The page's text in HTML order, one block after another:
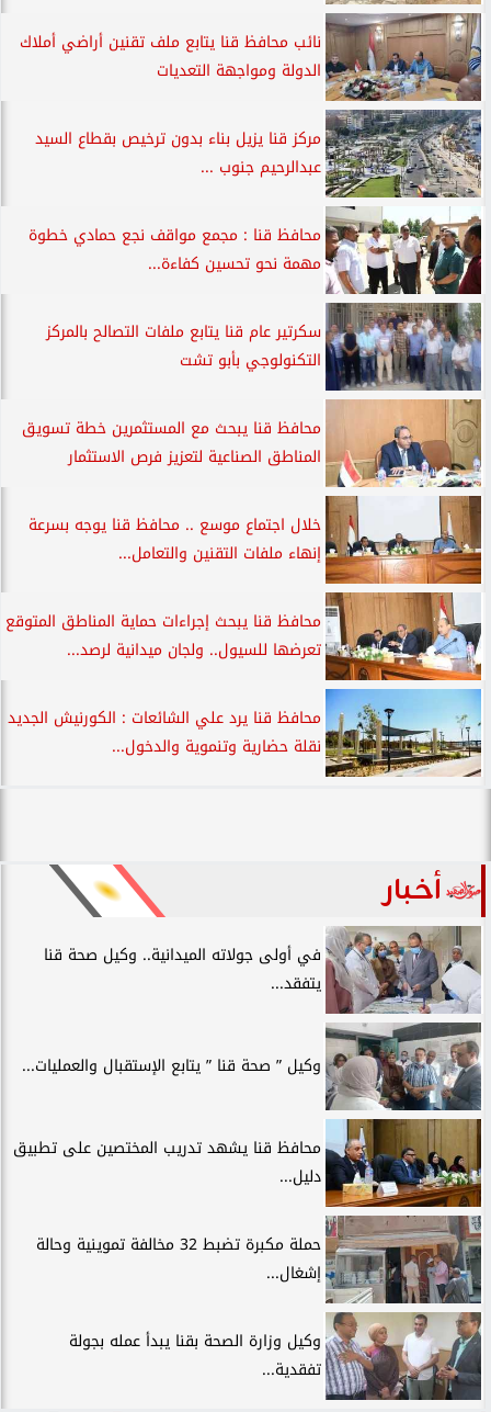
نائب محافظ قنا يتابع ملف تقنين أراضي أملاك
الدولة ومواجهة التعديات
مركز قنا يزيل بناء بدون ترخيص بقطاع السيد
عبدالرحيم جنوب ...
محافظ قنا : مجمع مواقف نجع حمادي خطوة
مهمة نحو تحسين كفاءة...
سكرتير عام قنا يتابع ملفات التصالح بالمركز
التكنولوجي بأبو تشت
محافظ قنا يبحث مع المستثمرين خطة تسويق
المناطق الصناعية لتعزيز فرص الاستثمار
خلال اجتماع موسع .. محافظ قنا يوجه بسرعة
إنهاء ملفات التقنين والتعامل...
محافظ قنا يبحث إجراءات حماية المناطق المتوقع
تعرضها للسيول.. ولجان ميدانية لرصد...
محافظ قنا يرد علي الشائعات : الكورنيش الجديد
نقلة حضارية وتنموية والدخول...
أخبار
في أولى جولاته الميدانية.. وكيل صحة قنا
يتفقد...
وكيل ” صحة قنا ” يتابع الإستقبال والعمليات...
محافظ قنا يشهد تدريب المختصين على تطبيق
دليل...
حملة مكبرة تضبط 32 مخالفة تموينية وحالة
إشغال...
وكيل وزارة الصحة بقنا يبدأ عمله بجولة
تفقدية...